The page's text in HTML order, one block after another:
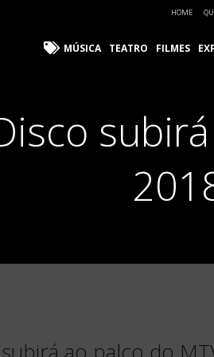
HOME
MÚSICA TEATRO FILMES
ao palco do